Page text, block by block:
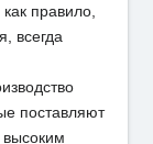
правило,
всегда
поставляют